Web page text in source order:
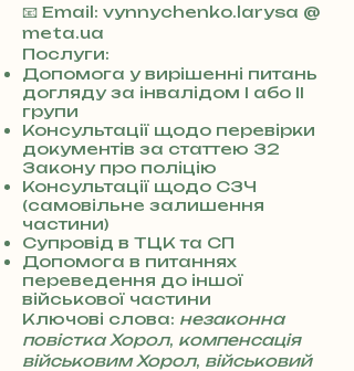
3
8
0
7
3
0
4
8
5
7
8
4
📧 Email: vynnychenko.larysa @
meta.ua
Послуги:
Допомога у вирішенні питань
догляду за інвалідом I або II
групи
Консультації щодо перевірки
документів за статтею 32
Закону про поліцію
Консультації щодо СЗЧ
(самовільне залишення
частини)
Супровід в ТЦК та СП
Допомога в питаннях
переведення до іншої
військової частини
Ключові слова: незаконна
повістка Хорол, компенсація
військовим Хорол, військовий